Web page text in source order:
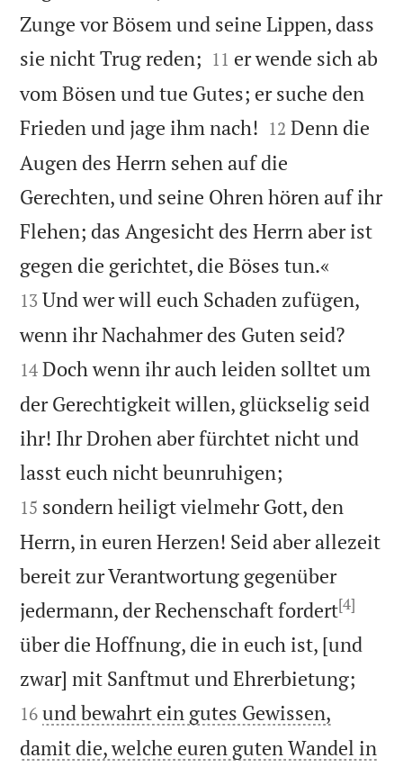
Zunge vor Bösem und seine Lippen, dass
sie nicht Trug reden; 

11 er wende sich ab
vom Bösen und tue Gutes; er suche den
Frieden und jage ihm nach! 

12 Denn die
Augen des Herrn sehen auf die
Gerechten, und seine Ohren hören auf ihr
Flehen; das Angesicht des Herrn aber ist
gegen die gerichtet, die Böses tun.«
13 Und wer will euch Schaden zufügen,
wenn ihr Nachahmer des Guten seid?
14 Doch wenn ihr auch leiden solltet um
der Gerechtigkeit willen, glückselig seid
ihr! Ihr Drohen aber fürchtet nicht und
lasst euch nicht beunruhigen;
15 sondern heiligt vielmehr Gott, den
Herrn, in euren Herzen! Seid aber allezeit
bereit zur Verantwortung gegenüber
jedermann, der Rechenschaft fordert[4]
über die Hoffnung, die in euch ist, [und
zwar] mit Sanftmut und Ehrerbietung;
16 und bewahrt ein gutes Gewissen,
damit die, welche euren guten Wandel in